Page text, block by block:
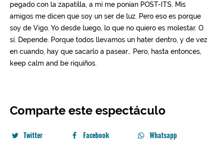
Comparte este espectáculo
Twitter Facebook Whatsapp